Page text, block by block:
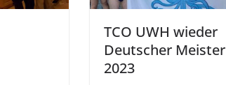
TCO UWH wieder
Deutscher Meister
2023